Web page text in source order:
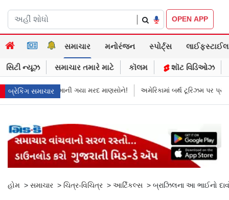
OPEN APP
સમાચાર મનોરંજન સ્પોર્ટ્સ લાઈફસ્ટાઈલ
સિટી ન્યૂઝ સમાચાર તમારે માટે કૉલમ શૉટ વિડિઓઝ
બ્રેકિંગ સમાચાર
માની ગયા મરદ માણસોને! અમેરિકામાં બર્થ ટૂરિઝમ પર પ્રતિબંધ મૂક્યો ડોનલ્ડ
હોમ > સમાચાર > ચિત્ર-વિચિત્ર > આર્ટિકલ્સ > બ્રાઝિલના આ ભાઈનો